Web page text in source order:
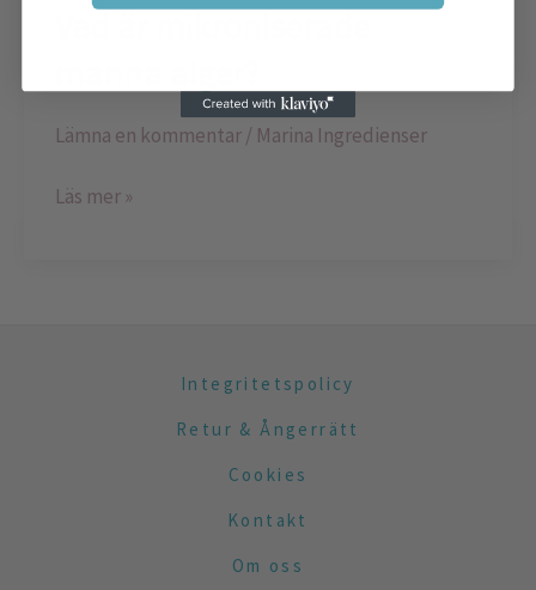
Vad är mikroniserade
Lämna en kommentar / Marina Ingredienser
Läs mer »
Integritetspolicy
Retur & Ångerrätt
Cookies
Kontakt
Om oss